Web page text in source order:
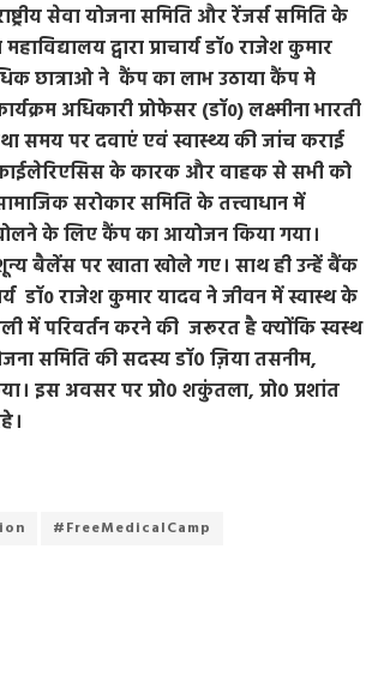
सेवा योजना समिति और रेंजर्स समिति के
द्वारा प्राचार्य डॉ0 राजेश कुमार
छात्राओ ने कैंप का लाभ उठाया कैंप मे
अधिकारी प्रोफेसर (डॉ0) लक्ष्मीना भारती
समय पर दवाएं एवं स्वास्थ्य की जांच कराई
फाईलेरिएसिस के कारक और वाहक से सभी को
सरोकार समिति के तत्त्वाधान में
के लिए कैंप का आयोजन किया गया।
बैलेंस पर खाता खोले गए। साथ ही उन्हें बैंक
डॉ0 राजेश कुमार यादव ने जीवन में स्वास्थ के
में परिवर्तन करने की जरूरत है क्योंकि स्वस्थ
समिति की सदस्य डॉ० ज़िया तसनीम,
इस अवसर पर प्रो० शकुंतला, प्रो० प्रशांत
#FreeMedicalCamp